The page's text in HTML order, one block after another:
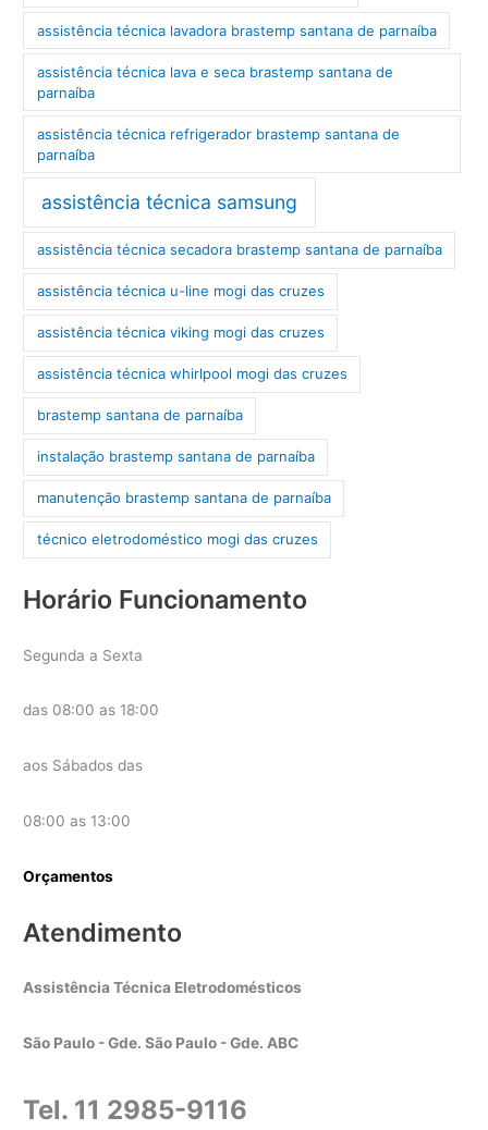
assistência técnica lavadora brastemp santana de parnaíba
assistência técnica lava e seca brastemp santana de
parnaíba
assistência técnica refrigerador brastemp santana de
parnaíba
assistência técnica samsung
assistência técnica secadora brastemp santana de parnaíba
assistência técnica u-line mogi das cruzes
assistência técnica viking mogi das cruzes
assistência técnica whirlpool mogi das cruzes
brastemp santana de parnaíba
instalação brastemp santana de parnaíba
manutenção brastemp santana de parnaíba
técnico eletrodoméstico mogi das cruzes
Horário Funcionamento
Segunda a Sexta
das 08:00 as 18:00
aos Sábados das
08:00 as 13:00
Orçamentos
Atendimento
Assistência Técnica Eletrodomésticos
São Paulo - Gde. São Paulo - Gde. ABC
Tel. 11 2985-9116